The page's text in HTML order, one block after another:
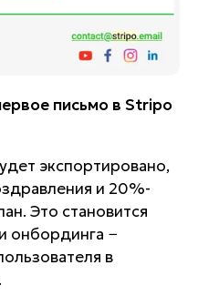
письмо в Stripo
экспортировано,
и 20%-
Это становится
онбординга −
в